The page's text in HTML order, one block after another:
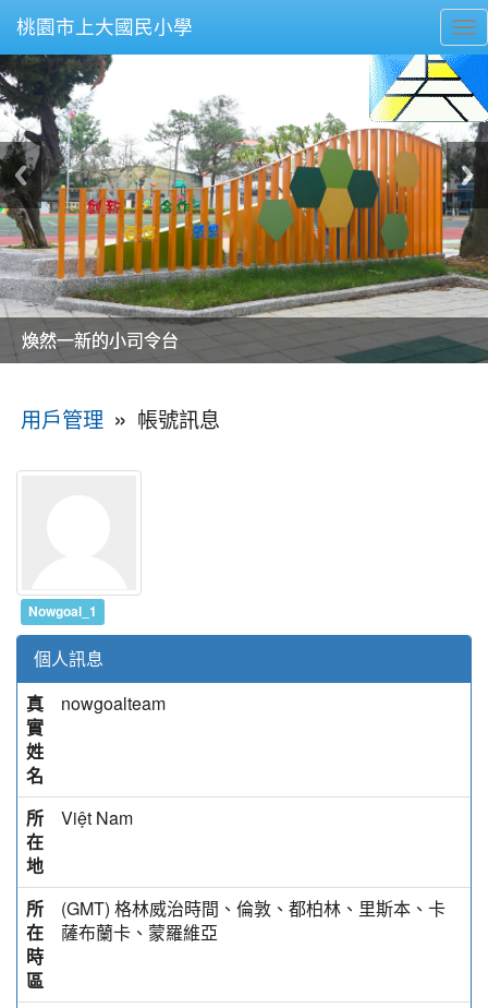
桃園市上大國民小學
美麗的操場是我們活力的來源
美麗的操場是我們活力的來源
煥然一新的小司令台
煥然一新的小司令台
富含桃園埤塘田園風光意象的中廊
富含桃園埤塘田園風光意象的中廊
嶄新的中庭廣場
嶄新的中庭廣場
水生池生生不息
水生池生生不息
用戶管理 » 帳號訊息
Nowgoal_1
個人訊息
真
實
姓
名
nowgoalteam
所
在
地
Việt Nam
所
在
時
區
(GMT) 格林威治時間、倫敦、都柏林、里斯本、卡
薩布蘭卡、蒙羅維亞